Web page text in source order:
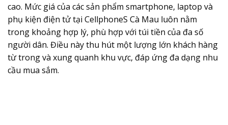
cao. Mức giá của các sản phẩm smartphone, laptop và
phụ kiện điện tử tại CellphoneS Cà Mau luôn nằm
trong khoảng hợp lý, phù hợp với túi tiền của đa số
người dân. Điều này thu hút một lượng lớn khách hàng
từ trong và xung quanh khu vực, đáp ứng đa dạng nhu
cầu mua sắm.